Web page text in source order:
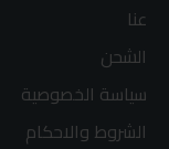
عنا
الشحن
سياسة الخصوصية
الشروط والاحكام